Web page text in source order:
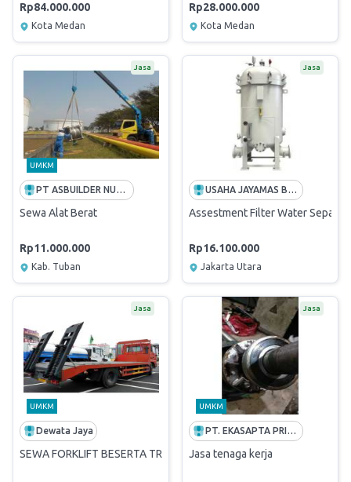
Rp84.000.000
Kota Medan
Rp28.000.000
Kota Medan
Jasa
UMKM
PT ASBUILDER NUSA INDONESIA
Sewa Alat Berat
Rp11.000.000
Kab. Tuban
Jasa
USAHA JAYAMAS BHAKTI
Assestment Filter Water
Rp16.100.000
Jakarta Utara
Jasa
UMKM
Dewata Jaya
SEWA FORKLIFT BESERTA TRUK TOWING
Jasa
UMKM
PT. EKASAPTA PRIMA MAKMUR
Jasa tenaga kerja